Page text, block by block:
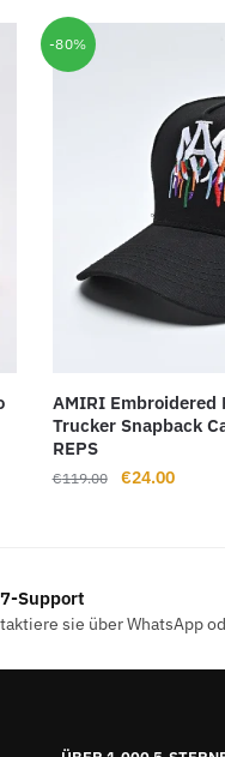
-80%
AMIRI Embroidered
Trucker Snapback
REPS
€119.00
Ursprünglicher
€24.00
Support
sie über WhatsApp